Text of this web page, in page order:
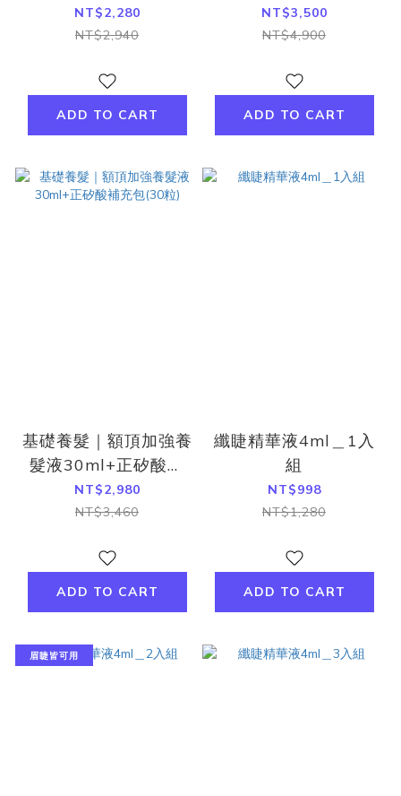
NT$2,280
NT$2,940
ADD TO CART
NT$3,500
NT$4,900
ADD TO CART
基礎養髮｜額頂加強養
髮液30ml+正矽酸補
充包(30粒)
NT$2,980
NT$3,460
ADD TO CART
纖睫精華液4ml＿1入
組
NT$998
NT$1,280
ADD TO CART
眉睫皆可用